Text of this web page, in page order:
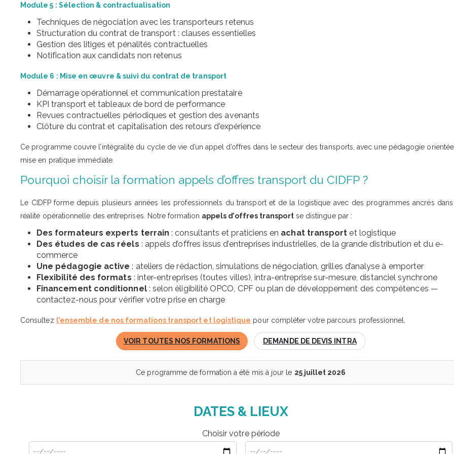
Module 5 : Sélection & contractualisation
Techniques de négociation avec les transporteurs retenus
Structuration du contrat de transport : clauses essentielles
Gestion des litiges et pénalités contractuelles
Notification aux candidats non retenus
Module 6 : Mise en œuvre & suivi du contrat de transport
Démarrage opérationnel et communication prestataire
KPI transport et tableaux de bord de performance
Revues contractuelles périodiques et gestion des avenants
Clôture du contrat et capitalisation des retours d’expérience
Ce programme couvre l’intégralité du cycle de vie d’un appel d’offres dans le secteur des transports, avec une pédagogie orientée
mise en pratique immédiate.
Pourquoi choisir la formation appels d’offres transport du CIDFP ?
Le CIDFP forme depuis plusieurs années les professionnels du transport et de la logistique avec des programmes ancrés
réalité opérationnelle des entreprises. Notre formation appels d’offres transportse distingue par :
Des formateurs experts terrain : consultants et praticiens en achat transport et logistique
Des études de cas réels : appels d’offres issus d’entreprises industrielles, de la grande distribution et du e-
commerce
Une pédagogie active : ateliers de rédaction, simulations de négociation, grilles d’analyse à emporter
Flexibilité des formats : inter-entreprises (toutes villes), intra-entreprise sur-mesure, distanciel synchrone
Financement conditionnel: selon éligibilité OPCO, CPF ou plan de développement des compétences —
contactez-nous pour vérifier votre prise en charge
Consultez l’ensemble de nos formations transport et logistique pour compléter votre parcours professionnel.
VOIR TOUTES NOS FORMATIONS DEMANDE DE DEVIS INTRA
Ce programme de formation a été mis à jour le 25 juillet 2026
DATES & LIEUX
Choisir votre période
Date de début
Date de fin